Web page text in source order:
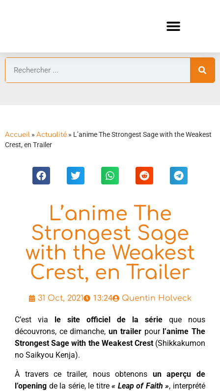
Accueil » Actualité » L’anime The Strongest Sage with the Weakest
Crest, en Trailer
L’anime The
Strongest Sage
with the Weakest
Crest, en Trailer
31 Oct, 2021 13:24 Quentin Holveck
C’est via le site officiel de la série que nous
découvrons, ce dimanche,un trailerpour l’anime The
Strongest Sage with the Weakest Crest(Shikkakumon
no Saikyou Kenja).
À travers ce trailer, nous obtenons un aperçu de
l’opening de la série, le titre« Leap of Faith », interprété